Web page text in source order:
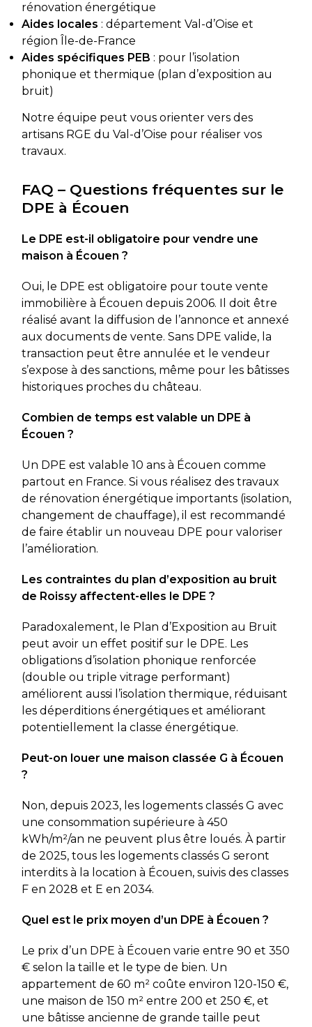
rénovation énergétique
Aides locales : département Val-d’Oise et
région Île-de-France
Aides spécifiques PEB : pour l’isolation
phonique et thermique (plan d’exposition au
bruit)
Notre équipe peut vous orienter vers des
artisans RGE du Val-d’Oise pour réaliser vos
travaux.
FAQ – Questions fréquentes sur le
DPE à Écouen
Le DPE est-il obligatoire pour vendre une
maison à Écouen ?
Oui, le DPE est obligatoire pour toute vente
immobilière à Écouen depuis 2006. Il doit être
réalisé avant la diffusion de l’annonce et annexé
aux documents de vente. Sans DPE valide, la
transaction peut être annulée et le vendeur
s’expose à des sanctions, même pour les bâtisses
historiques proches du château.
Combien de temps est valable un DPE à
Écouen ?
Un DPE est valable 10 ans à Écouen comme
partout en France. Si vous réalisez des travaux
de rénovation énergétique importants (isolation,
changement de chauffage), il est recommandé
de faire établir un nouveau DPE pour valoriser
l’amélioration.
Les contraintes du plan d’exposition au bruit
de Roissy affectent-elles le DPE ?
Paradoxalement, le Plan d’Exposition au Bruit
peut avoir un effet positif sur le DPE. Les
obligations d’isolation phonique renforcée
(double ou triple vitrage performant)
améliorent aussi l’isolation thermique, réduisant
les déperditions énergétiques et améliorant
potentiellement la classe énergétique.
Peut-on louer une maison classée G à Écouen
?
Non, depuis 2023, les logements classés G avec
une consommation supérieure à 450
kWh/m²/an ne peuvent plus être loués. À partir
de 2025, tous les logements classés G seront
interdits à la location à Écouen, suivis des classes
F en 2028 et E en 2034.
Quel est le prix moyen d’un DPE à Écouen ?
Le prix d’un DPE à Écouen varie entre 90 et 350
€ selon la taille et le type de bien. Un
appartement de 60 m² coûte environ 120-150 €,
une maison de 150 m² entre 200 et 250 €, et
une bâtisse ancienne de grande taille peut